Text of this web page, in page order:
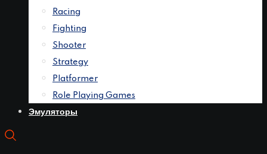
Racing
Fighting
Shooter
Strategy
Platformer
Role Playing Games
Эмуляторы